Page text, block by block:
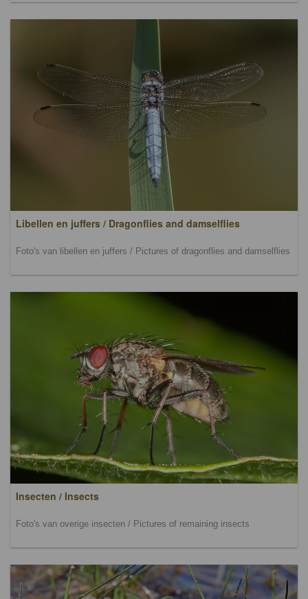
Libellen en juffers / Dragonflies and damselflies
Foto's van libellen en juffers / Pictures of dragonflies and damselflies
Insecten / Insects
Foto's van overige insecten / Pictures of remaining insects